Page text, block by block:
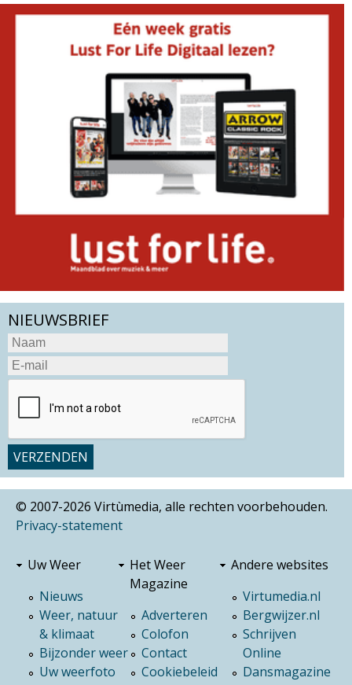
NIEUWSBRIEF
© 2007-2026 Virtùmedia, alle rechten voorbehouden.
Privacy-statement
Uw Weer
Nieuws
Weer, natuur
& klimaat
Bijzonder weer
Uw weerfoto
Het Weer
Magazine
Adverteren
Colofon
Contact
Cookiebeleid
Andere websites
Virtumedia.nl
Bergwijzer.nl
Schrijven
Online
Dansmagazine